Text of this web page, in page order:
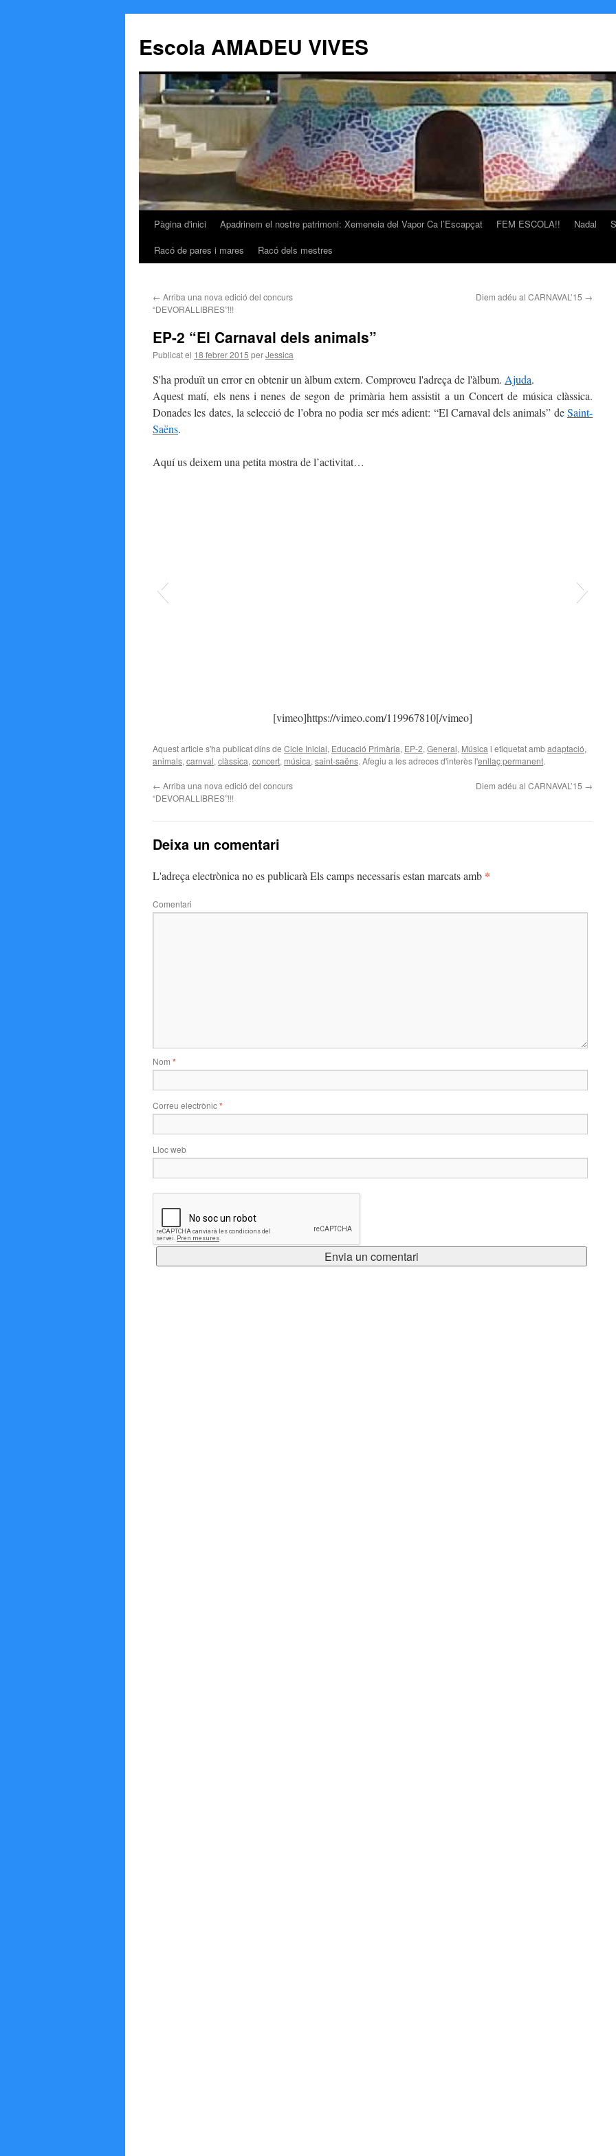
Escola AMADEU VIVES
VésPàgina d'inici Apadrinem el nostre patrimoni: Xemeneia del Vapor Ca l’Escapçat FEM ESCOLA!! Nadal
Racó de pares i mares
Racó dels mestres
← Arriba una nova edició del concurs
“DEVORALLIBRES”!!!
Diem adéu al CARNAVAL’15 →
EP-2 “El Carnaval dels animals”
Publicat el 18 febrer 2015 perJessica
S'ha produït un error en obtenir un àlbum extern. Comproveu l'adreça de l'àlbum. Ajuda.
Aquest matí, els nens i nenes de segon de primària hem assistit a un Concert de música clàssica.
Donades les dates, la selecció de l’obra no podia ser més adient: “El Carnaval dels animals” deSaint-
Saëns.
Aquí us deixem una petita mostra de l’activitat…
[vimeo]https://vimeo.com/119967810[/vimeo]
Aquest article s'ha publicat dins de Cicle Inicial, Educació Primària, EP-2, General, Música i etiquetat ambadaptació,
animals, carnval, clàssica, concert, música, saint-saëns. Afegiu a les adreces d'interès l'enllaç permanent.
← Arriba una nova edició del concurs
“DEVORALLIBRES”!!!
Diem adéu al CARNAVAL’15 →
Deixa un comentari
L'adreça electrònica no es publicarà Els camps necessaris estan marcats amb *
Comentari
Nom *
Correu electrònic*
Lloc web